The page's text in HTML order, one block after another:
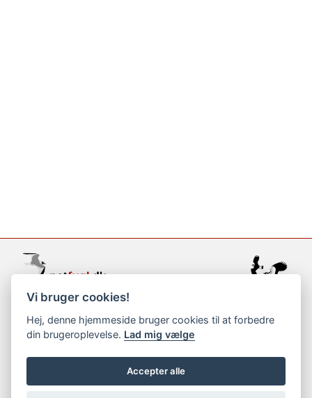
support@netfugl.dk
copyright © 2002-2023
Vi bruger cookies!
Hej, denne hjemmeside bruger cookies til at forbedre
din brugeroplevelse. Lad mig vælge
Accepter alle